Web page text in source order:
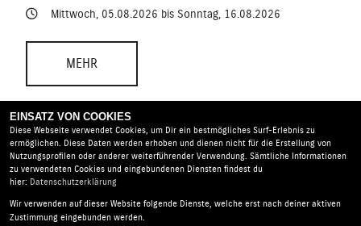
Mittwoch, 05.08.2026 bis Sonntag, 16.08.2026
MEHR
Gewerbestraße 6 | 83236 Übersee | Deutschland
EINSATZ VON COOKIES
Diese Webseite verwendet Cookies, um Dir ein bestmögliches Surf-Erlebnis zu
ermöglichen. Diese Daten werden erhoben und dienen nicht für die Erstellung von
Nutzungsprofilen oder anderer weiterführender Verwendung. Sämtliche Informationen
zu verwendeten Cookies und eingebundenen Diensten findest du
hier: Datenschutzerklärung
Wir verwenden auf dieser Website folgende Dienste, welche erst nach deiner aktiven
Zustimmung eingebunden werden.